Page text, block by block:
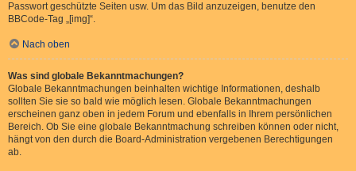
Passwort geschützte Seiten usw. Um das Bild anzuzeigen, benutze den
BBCode-Tag „[img]“.
Nach oben
Was sind globale Bekanntmachungen?
Globale Bekanntmachungen beinhalten wichtige Informationen, deshalb
sollten Sie sie so bald wie möglich lesen. Globale Bekanntmachungen
erscheinen ganz oben in jedem Forum und ebenfalls in Ihrem persönlichen
Bereich. Ob Sie eine globale Bekanntmachung schreiben können oder nicht,
hängt von den durch die Board-Administration vergebenen Berechtigungen
ab.